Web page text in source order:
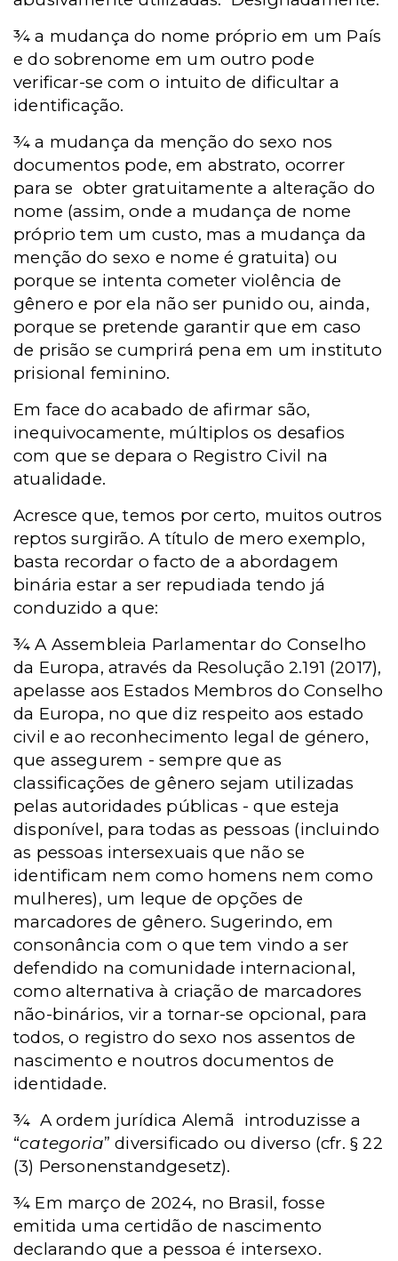
¾ a mudança do nome próprio em um País
e do sobrenome em um outro pode
verificar-se com o intuito de dificultar a
identificação.
¾ a mudança da menção do sexo nos
documentos pode, em abstrato, ocorrer
para se obter gratuitamente a alteração do
nome (assim, onde a mudança de nome
próprio tem um custo, mas a mudança da
menção do sexo e nome é gratuita) ou
porque se intenta cometer violência de
gênero e por ela não ser punido ou, ainda,
porque se pretende garantir que em caso
de prisão se cumprirá pena em um instituto
prisional feminino.
Em face do acabado de afirmar são,
inequivocamente, múltiplos os desafios
com que se depara o Registro Civil na
atualidade.
Acresce que, temos por certo, muitos outros
reptos surgirão. A título de mero exemplo,
basta recordar o facto de a abordagem
binária estar a ser repudiada tendo já
conduzido a que:
¾ A Assembleia Parlamentar do Conselho
da Europa, através da Resolução 2.191 (2017),
apelasse aos Estados Membros do Conselho
da Europa, no que diz respeito aos estado
civil e ao reconhecimento legal de género,
que assegurem - sempre que as
classificações de gênero sejam utilizadas
pelas autoridades públicas - que esteja
disponível, para todas as pessoas (incluindo
as pessoas intersexuais que não se
identificam nem como homens nem como
mulheres), um leque de opções de
marcadores de gênero. Sugerindo, em
consonância com o que tem vindo a ser
defendido na comunidade internacional,
como alternativa à criação de marcadores
não-binários, vir a tornar-se opcional, para
todos, o registro do sexo nos assentos de
nascimento e noutros documentos de
identidade.
¾ A ordem jurídica Alemã introduzisse a
“categoria” diversificado ou diverso (cfr. § 22
(3) Personenstandgesetz).
¾ Em março de 2024, no Brasil, fosse
emitida uma certidão de nascimento
declarando que a pessoa é intersexo.